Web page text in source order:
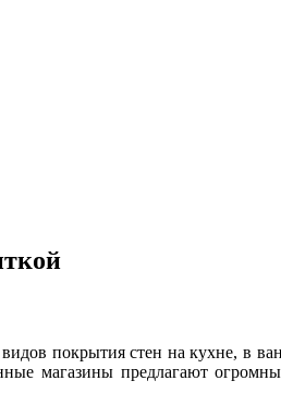
покрытия стен на кухне, в
магазины предлагают